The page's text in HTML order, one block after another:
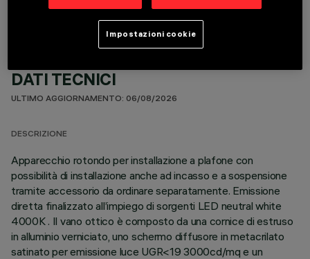
DATI TECNICI
ULTIMO AGGIORNAMENTO: 06/08/2026
DESCRIZIONE
Apparecchio rotondo per installazione a plafone con
possibilità di installazione anche ad incasso e a sospensione
tramite accessorio da ordinare separatamente. Emissione
diretta finalizzato all’impiego di sorgenti LED neutral white
4000K . Il vano ottico è composto da una cornice di estruso
in alluminio verniciato, uno schermo diffusore in metacrilato
satinato per emissione luce UGR<19 3000cd/mq e un
Impostazioni cookie